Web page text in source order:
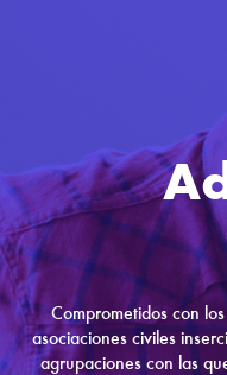
Comprometidos con
asociaciones civiles
agrupaciones con las